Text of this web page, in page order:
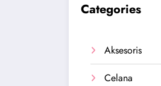
Categories
Aksesoris
Celana